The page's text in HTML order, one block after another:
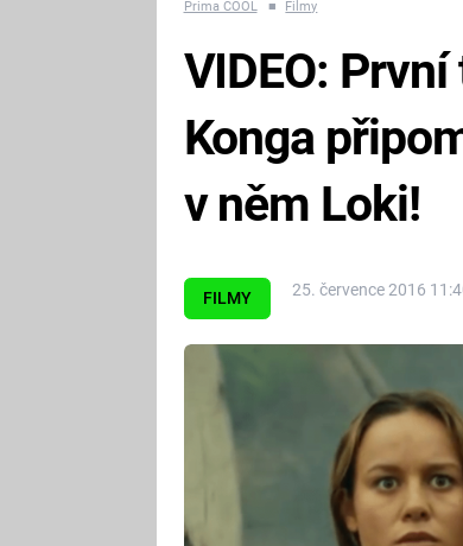
Prima COOL ■ Filmy
FILMY 25. července 2016
VIDEO:
Konga
v něm Loki!